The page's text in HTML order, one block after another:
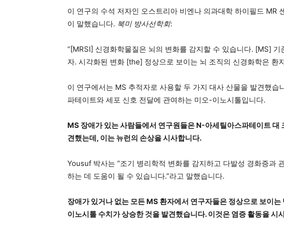
이 연구의 수석 저자인 오스트리아 비엔나 의과대학 하이필드 MR
이 말했습니다. 북미 방사선학회:
“[MRSI] 신경화학물질은 뇌의 변화를 감지할 수 있습니다. [MS]
자. 시각화된 변화 [the] 정상으로 보이는 뇌 조직의 신경화학은 환
이 연구에서는 MS 추적자로 사용할 두 가지 대사 산물을 발견했
파테이트와 세포 신호 전달에 관여하는 미오-이노시톨입니다.
MS 장애가 있는 사람들에서 연구원들은 N-아세틸아스파테이트 대
견했는데, 이는 뉴런의 손상을 시사합니다.
Yousuf 박사는 “조기 병리학적 변화를 감지하고 다발성 경화증과
하는 데 도움이 될 수 있습니다.”라고 말했습니다.
장애가 있거나 없는 모든 MS 환자에서 연구자들은 정상으로 보이
이노시톨 수치가 상승한 것을 발견했습니다. 이것은 염증 활동을 시